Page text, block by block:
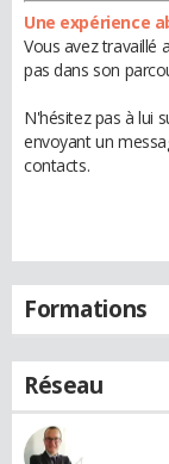
Une expérience
Vous avez travaillé
pas dans son
N'hésitez pas à lui
envoyant un
contacts.
Formations
Réseau